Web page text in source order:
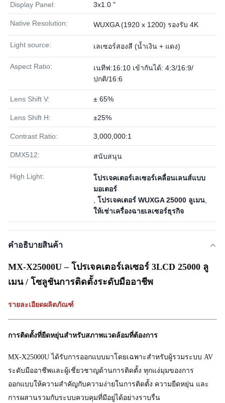
Display Panel: 3x1.0 "
Native Resolution: WUXGA (1920 x 1200) รองรับ 4K
Light source: เลเซอร์สองสี (น้ำเงิน + แดง)
Aspect Ratio:
เนทีฟ:16:10 เข้ากันได้: 4:3/16:9/
ปกติ/16:6
Lens Shift V: ± 65%
Lens Shift H: ±25%
Contrast Ratio: 3,000,000:1
DMX512: สนับสนุน
High Light:
โปรเจคเตอร์เลเซอร์เคลื่อนเลนส์แบบ
มอเตอร์
โปรเจคเตอร์ WUXGA 25000 ลูเมน
ให้เช่าเครื่องฉายเลเซอร์ธุรกิจ
คําอธิบายสินค้า
MX-X25000U – โปรเจคเตอร์เลเซอร์ 3LCD 25000 ลู
เมน / โซลูชันการติดตั้งระดับมืออาชีพ
รายละเอียดผลิตภัณฑ์
การติดตั้งที่ยืดหยุ่นสำหรับสภาพแวดล้อมที่ต้องการ
MX-X25000U ได้รับการออกแบบมาโดยเฉพาะสำหรับผู้รวมระบบ AV
ระดับมืออาชีพและผู้เชี่ยวชาญด้านการติดตั้ง ทุกแง่มุมของการ
ออกแบบให้ความสำคัญกับความง่ายในการติดตั้ง ความยืดหยุ่น และ
การผสานรวมกับระบบควบคุมที่มีอยู่ได้อย่างราบรื่น